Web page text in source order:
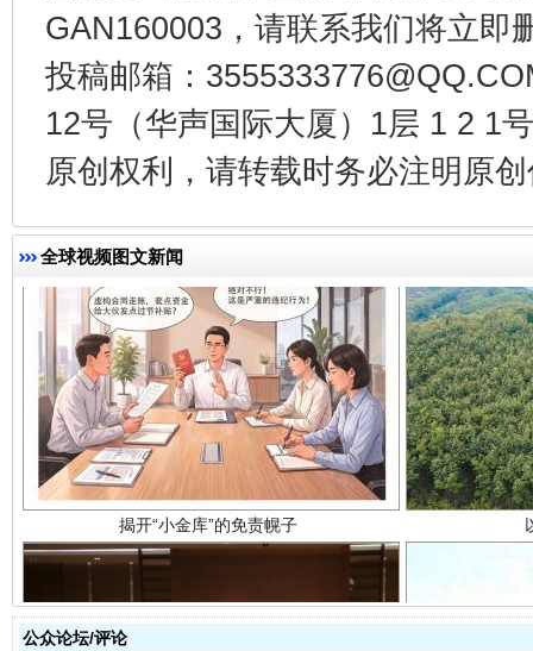
GAN160003，请联系我们将立即
投稿邮箱：
12号（华声国际大厦）1层 1 2 1
原创权利，请转载时务必注明原
全球视频图文新闻
千年窑火 生生不息 一
揭开“小金库”的免责幌子
公众论坛/评论